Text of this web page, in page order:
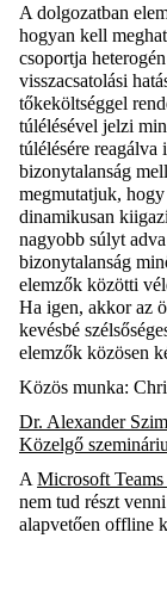
A dolgozatban
hogyan kell
csoportja
visszacsatolási
tőkeköltséggel
túlélésével jelzi
túlélésére reagálva
bizonytalanság
megmutatjuk,
dinamikusan
nagyobb súlyt
bizonytalanság
elemzők közötti
Ha igen, akkor az
kevésbé
elemzők közösen
Közös munka:
Dr. Alexander
Közelgő
A Microsoft
nem tud részt
alapvetően offline